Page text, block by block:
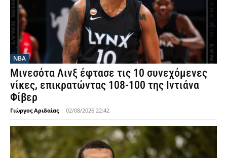
NBA
Μινεσότα Λινξ έφτασε τις 10 συνεχόμενες
νίκες, επικρατώντας 108-100 της Ιντιάνα
Φίβερ
Γιώργος Αριδαίας - 02/08/2026 22:42